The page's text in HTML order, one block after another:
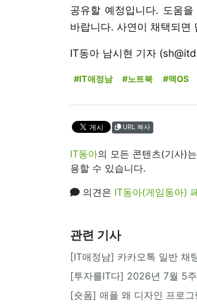
공유할 예정입니다. 도움
바랍니다. 사연이 채택되면
IT동아 남시현 기자
#IT애정남 #노트북 #맥OS
URL 복사
IT동아의 모든 콘텐츠(기사)는
용할 수 있습니다.
의견은 IT동아(게임동아)
관련 기사
[IT애정남] 카카오톡 일반 채
[투자를IT다] 2026년 7월 5
[숏폼] 애플 왜 디자인 프로